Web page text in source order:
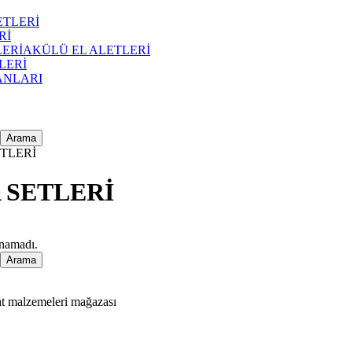
AKÜLÜ EL ALETLERİ
Arama
Arama
malzemeleri mağazası